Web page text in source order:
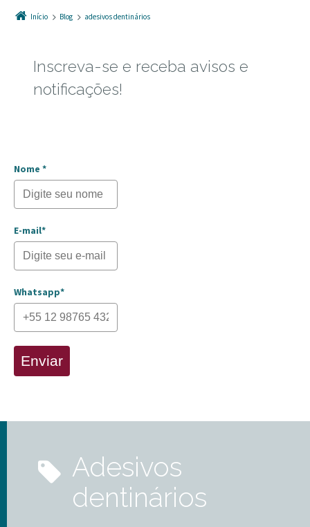
Início Blog adesivos dentinários
Inscreva-se e receba avisos e
notificações!
Nome *
E-mail*
Whatsapp*
Enviar
adesivos
dentinários